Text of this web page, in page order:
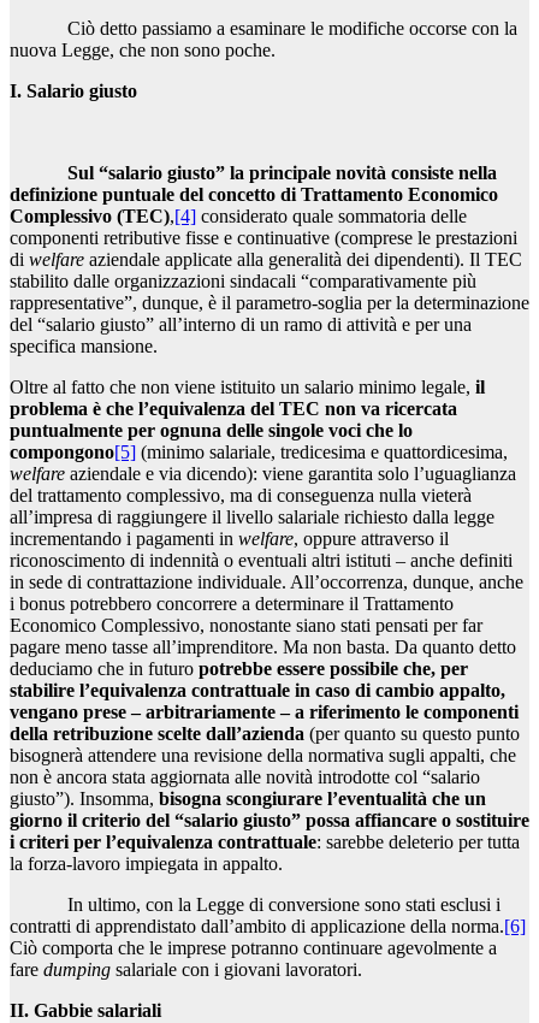
Ciò detto passiamo a esaminare le modifiche occorse con la
nuova Legge, che non sono poche.
I. Salario giusto
Sul “salario giusto” la principale novità consiste nella
definizione puntuale del concetto di Trattamento Economico
Complessivo (TEC),[4] considerato quale sommatoria delle
componenti retributive fisse e continuative (comprese le prestazioni
di welfare aziendale applicate alla generalità dei dipendenti). Il TEC
stabilito dalle organizzazioni sindacali “comparativamente più
rappresentative”, dunque, è il parametro-soglia per la determinazione
del “salario giusto” all’interno di un ramo di attività e per una
specifica mansione.
Oltre al fatto che non viene istituito un salario minimo legale, il
problema è che l’equivalenza del TEC non va ricercata
puntualmente per ognuna delle singole voci che lo
compongono[5] (minimo salariale, tredicesima e quattordicesima,
welfare aziendale e via dicendo): viene garantita solo l’uguaglianza
del trattamento complessivo, ma di conseguenza nulla vieterà
all’impresa di raggiungere il livello salariale richiesto dalla legge
incrementando i pagamenti in welfare, oppure attraverso il
riconoscimento di indennità o eventuali altri istituti – anche definiti
in sede di contrattazione individuale. All’occorrenza, dunque, anche
i bonus potrebbero concorrere a determinare il Trattamento
Economico Complessivo, nonostante siano stati pensati per far
pagare meno tasse all’imprenditore. Ma non basta. Da quanto detto
deduciamo che in futuro potrebbe essere possibile che, per
stabilire l’equivalenza contrattuale in caso di cambio appalto,
vengano prese – arbitrariamente – a riferimento le componenti
della retribuzione scelte dall’azienda (per quanto su questo punto
bisognerà attendere una revisione della normativa sugli appalti, che
non è ancora stata aggiornata alle novità introdotte col “salario
giusto”). Insomma, bisogna scongiurare l’eventualità che un
giorno il criterio del “salario giusto” possa affiancare o sostituire
i criteri per l’equivalenza contrattuale: sarebbe deleterio per tutta
la forza-lavoro impiegata in appalto.
In ultimo, con la Legge di conversione sono stati esclusi i
contratti di apprendistato dall’ambito di applicazione della norma.[6]
Ciò comporta che le imprese potranno continuare agevolmente a
fare dumping salariale con i giovani lavoratori.
II. Gabbie salariali